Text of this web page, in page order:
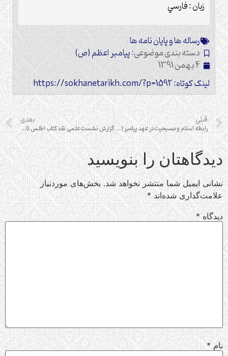
زبان : فارسي
رساله ها و پایان نامه ها
دسته بندی موضوعی:پیامبر اعظم (ص)
4 بهمن 1391
لینک کوتاه: https://sokhanetarikh.com/?p=1592
قبلی
رابطه اسلام و مسيحيت در عهد پيامبر (ص) و خلفاي راشدين
بعدی
گزارش نشست علمی نقد کتاب اطلس تاریخ اسلام
دیدگاهتان را بنویسید
نشانی ایمیل شما منتشر نخواهد شد. بخش‌های موردنیاز
علامت‌گذاری شده‌اند*
دیدگاه*
نام*